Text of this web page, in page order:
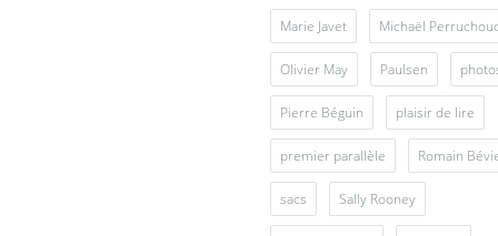
Marie Javet Michaël
Olivier May Paulsen
Pierre Béguin plaisir de lire
premier parallèle Romain
sacs Sally Rooney